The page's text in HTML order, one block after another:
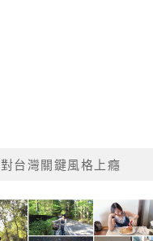
對台灣關鍵風格上癮